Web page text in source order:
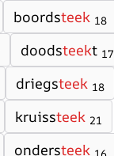
boordsteek 18
doodsteekt 17
driegsteek 18
kruissteek 21
ondersteek